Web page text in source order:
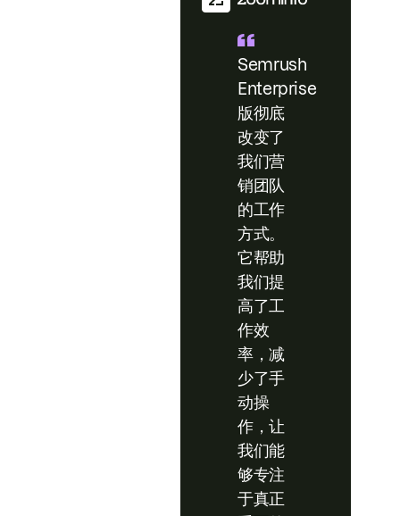
Semrush
Enterprise
版彻底
改变了
我们营
销团队
的工作
方式。
它帮助
我们提
高了工
作效
率，减
少了手
动操
作，让
我们能
够专注
于真正